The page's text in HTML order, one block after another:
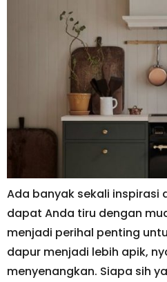
Ada banyak sekali inspirasi
dapat Anda tiru dengan
menjadi perihal penting
dapur menjadi lebih apik,
menyenangkan. Siapa sih